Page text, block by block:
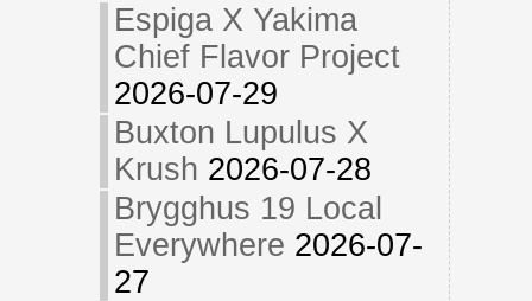
Espiga X Yakima
Chief Flavor Project
2026-07-29
Buxton Lupulus X
Krush 2026-07-28
Brygghus 19 Local
Everywhere 2026-07-
27